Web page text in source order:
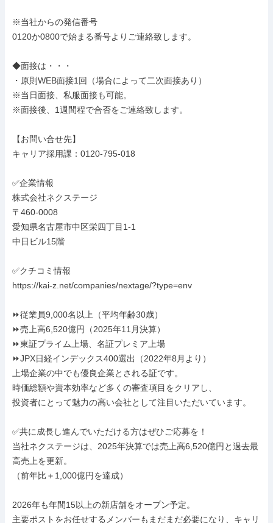
※当社からの発信番号
0120か0800で始まる番号よりご連絡致します。
◆面接は・・・
・原則WEB面接1回（場合によって二次面接あり）
※当日面接、私服面接も可能。
※面接後、1週間程で合否をご連絡致します。
【お問い合せ先】
キャリア採用課：0120-795-018
✅企業情報
株式会社ネクステージ
〒460-0008
愛知県名古屋市中区栄四丁目1-1
中日ビル15階
✅クチコミ情報
https://kai-z.net/companies/nextage/?type=env
⏩️従業員9,000名以上（平均年齢30歳）
⏩️売上高6,520億円（2025年11月決算）
⏩️東証プライム上場、名証プレミア上場
⏩️JPX日経インデックス400選出（2022年8月より）
上場企業の中でも優良企業とされる証です。
時価総額や資本効率など多くの審査項目をクリアし、
投資者にとって魅力の高い会社として注目いただいています。
✅共に成長し進んでいただける方はぜひご応募を！
当社ネクステージは、2025年決算では売上高6,520億円と過去最
高売上を更新。
（前年比＋1,000億円を達成）
2026年も年間15以上の新店舗をオープン予定。
主要ポストをお任せするメンバーもまだまだ必要になり、キャリ